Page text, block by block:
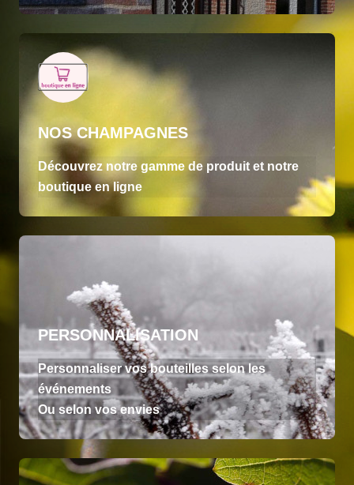
NOS CHAMPAGNES
Découvrez notre gamme de produit et notre
boutique en ligne
PERSONNALISATION
Personnaliser vos bouteilles selon les
événements
Ou selon vos envies